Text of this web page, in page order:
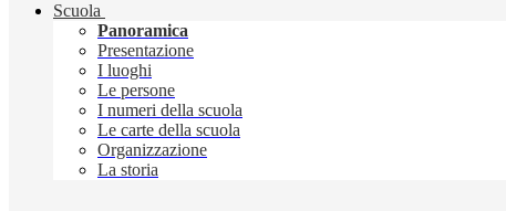
Scuola
Panoramica
Presentazione
I luoghi
Le persone
I numeri della scuola
Le carte della scuola
Organizzazione
La storia